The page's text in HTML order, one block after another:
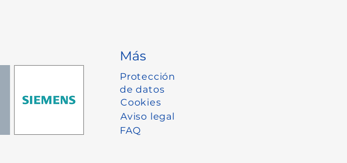
Más
Protección
de datos
Cookies
Aviso legal
FAQ